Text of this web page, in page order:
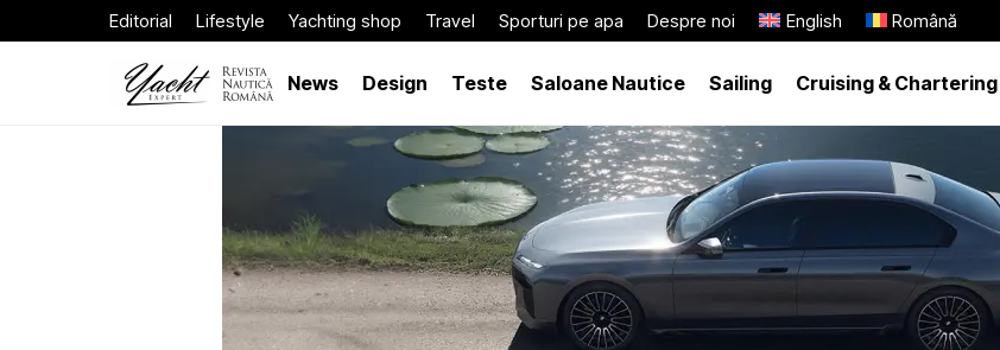
Editorial Lifestyle Yachting shop Travel Sporturi pe apa Despre noi English Română
News Design Teste Saloane Nautice Sailing Cruising & Chartering